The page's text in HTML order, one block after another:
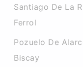
Santiago De La
Ferrol
Pozuelo De
Biscay